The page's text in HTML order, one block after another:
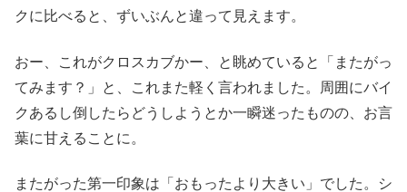
クに比べると、ずいぶんと違って見えます。
おー、これがクロスカブかー、と眺めていると「またがっ
てみます？」と、これまた軽く言われました。周囲にバイ
クあるし倒したらどうしようとか一瞬迷ったものの、お言
葉に甘えることに。
またがった第一印象は「おもったより大きい」でした。シ